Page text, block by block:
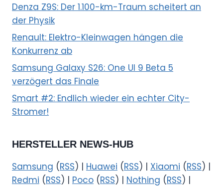
Denza Z9S: Der 1.100-km-Traum scheitert an
der Physik
Renault: Elektro-Kleinwagen hängen die
Konkurrenz ab
Samsung Galaxy S26: One UI 9 Beta 5
verzögert das Finale
Smart #2: Endlich wieder ein echter City-
Stromer!
HERSTELLER NEWS-HUB
Samsung (RSS) | Huawei (RSS) | Xiaomi (RSS) |
Redmi (RSS) | Poco (RSS) | Nothing (RSS) |